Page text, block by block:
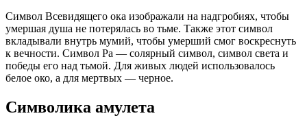
Символ Всевидящего ока изображали на надгробиях, чтобы
умершая душа не потерялась во тьме. Также этот символ
вкладывали внутрь мумий, чтобы умерший смог воскреснуть
к вечности. Символ Ра — солярный символ, символ света и
победы его над тьмой. Для живых людей использовалось
белое око, а для мертвых — черное.
Символика амулета